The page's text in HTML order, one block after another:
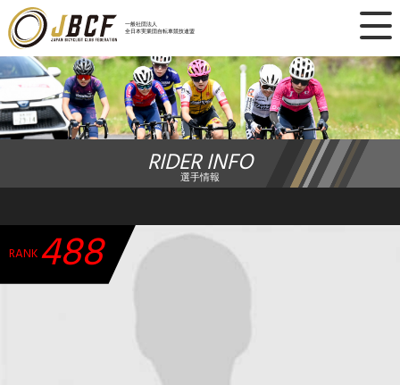
一般社団法人
全日本実業団自転車競技連盟
×
ニュース
レース日程
ランキング
チーム・選手
加盟・登録
RIDER INFO
選手情報
RANK488